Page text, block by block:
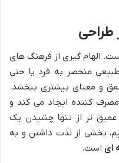
طراحی
الهام گیری از فرهنگ های
طبیعی منحصر به فرد یا حتی
عمق و معنای بیشتری ببخشد.
مصرف کننده ایجاد می کند و
تر از تنها چشیدن یک
بخشی از لذت داشتن و به
ای است.